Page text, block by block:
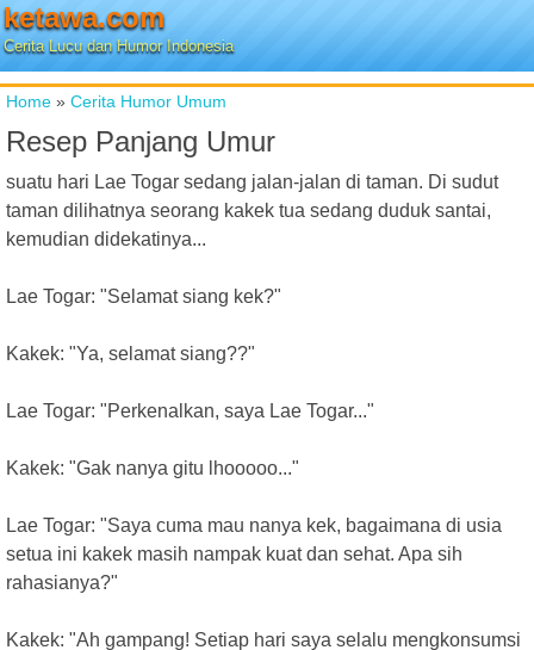
ketawa.com
Cerita Lucu dan Humor Indonesia
Home » Cerita Humor Umum
Resep Panjang Umur
suatu hari Lae Togar sedang jalan-jalan di taman. Di sudut
taman dilihatnya seorang kakek tua sedang duduk santai,
kemudian didekatinya...
Lae Togar: "Selamat siang kek?"
Kakek: "Ya, selamat siang??"
Lae Togar: "Perkenalkan, saya Lae Togar..."
Kakek: "Gak nanya gitu lhooooo..."
Lae Togar: "Saya cuma mau nanya kek, bagaimana di usia
setua ini kakek masih nampak kuat dan sehat. Apa sih
rahasianya?"
Kakek: "Ah gampang! Setiap hari saya selalu mengkonsumsi